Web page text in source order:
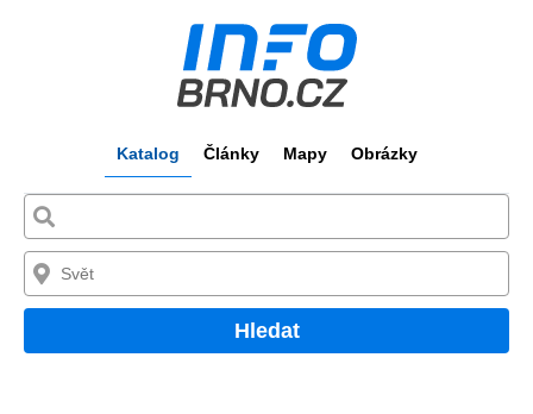
Katalog Články Mapy Obrázky
Hledat